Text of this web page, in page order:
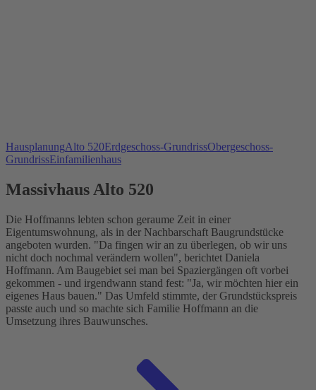
HausplanungAlto 520Erdgeschoss-GrundrissObergeschoss-
GrundrissEinfamilienhaus
Massivhaus Alto 520
Die Hoffmanns lebten schon geraume Zeit in einer
Eigentumswohnung, als in der Nachbarschaft Baugrundstücke
angeboten wurden. "Da fingen wir an zu überlegen, ob wir uns
nicht doch nochmal verändern wollen", berichtet Daniela
Hoffmann. Am Baugebiet sei man bei Spaziergängen oft vorbei
gekommen - und irgendwann stand fest: "Ja, wir möchten hier ein
eigenes Haus bauen." Das Umfeld stimmte, der Grundstückspreis
passte auch und so machte sich Familie Hoffmann an die
Umsetzung ihres Bauwunsches.